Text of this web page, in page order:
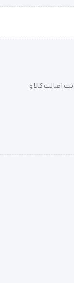
رایگان، ضمانت اصالت کالا و